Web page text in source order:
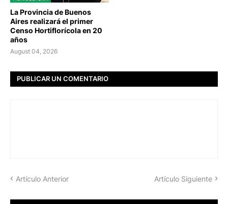
La Provincia de Buenos
Aires realizará el primer
Censo Hortiflorícola en 20
años
August 04, 2026
PUBLICAR UN COMENTARIO
Artículo Anterior Artículo Siguiente